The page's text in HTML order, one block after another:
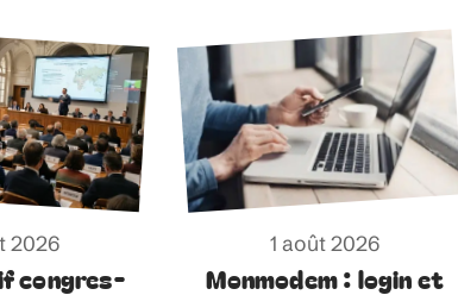
2026
congres-
1 août 2026
Monmodem : login et